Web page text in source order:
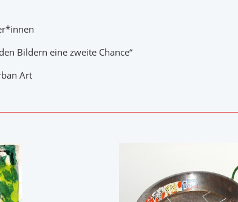
Bildern eine zweite Chance“
Art